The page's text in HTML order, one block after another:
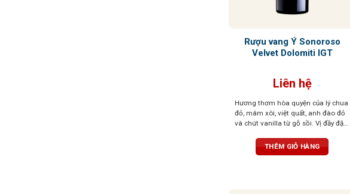
Rượu vang Ý Sonoroso
Velvet Dolomiti IGT
Liên hệ
Hương thơm hòa quyện của lý chua
đỏ, mâm xôi, việt quất, anh đào đỏ
và chút vanilla từ gỗ sồi. Vị đầy đặn,
bằng. Màu sắc đỏ sâu, đậm đà,
cuốn hút
THÊM GIỎ HÀNG